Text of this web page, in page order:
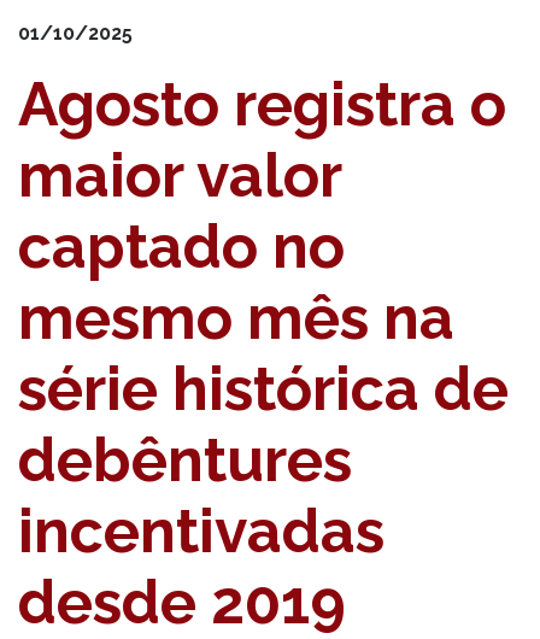
01/10/2025
Agosto registra o
maior valor
captado no
mesmo mês na
série histórica de
debêntures
incentivadas
desde 2019